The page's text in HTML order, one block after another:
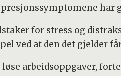
har
for stress og
ved at den det gjelder
arbeidsoppgaver,